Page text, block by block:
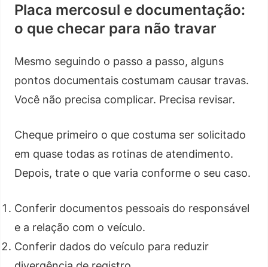
Placa mercosul e documentação:
o que checar para não travar
Mesmo seguindo o passo a passo, alguns
pontos documentais costumam causar travas.
Você não precisa complicar. Precisa revisar.
Cheque primeiro o que costuma ser solicitado
em quase todas as rotinas de atendimento.
Depois, trate o que varia conforme o seu caso.
Conferir documentos pessoais do responsável
e a relação com o veículo.
Conferir dados do veículo para reduzir